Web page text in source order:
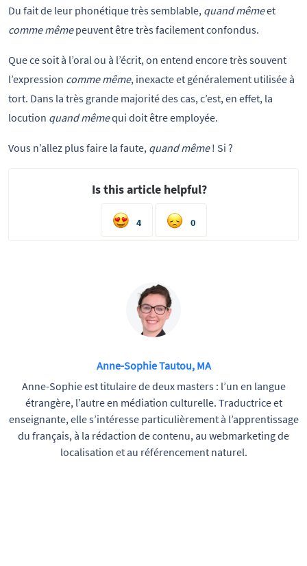
Du fait de leur phonétique très semblable, quand mêmeet
comme mêmepeuvent être très facilement confondus.
Que ce soit à l’oral ou à l’écrit, on entend encore très souvent
l’expression comme même, inexacte et généralement utilisée à
tort. Dans la très grande majorité des cas, c’est, en effet, la
locution quand mêmequi doit être employée.
Vous n’allez plus faire la faute, quand même! Si ?
Is this article helpful?
4 0
Anne-Sophie Tautou, MA
Anne-Sophie est titulaire de deux masters : l’un en langue
étrangère, l’autre en médiation culturelle. Traductrice et
enseignante, elle s’intéresse particulièrement à l’apprentissage
du français, à la rédaction de contenu, au webmarketing de
localisation et au référencement naturel.